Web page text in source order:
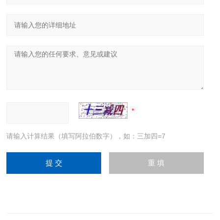
请输入计算结果（填写阿拉伯数字），如：三加四=7